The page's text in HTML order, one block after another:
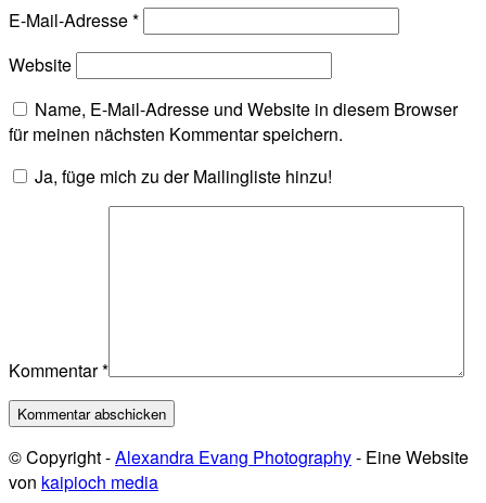
E-Mail-Adresse*
Website
Name, E-Mail-Adresse und Website in diesem Browser
für meinen nächsten Kommentar speichern.
Ja, füge mich zu der Mailingliste hinzu!
Kommentar*
© Copyright -Alexandra Evang Photography- Eine Website
von kaipioch media